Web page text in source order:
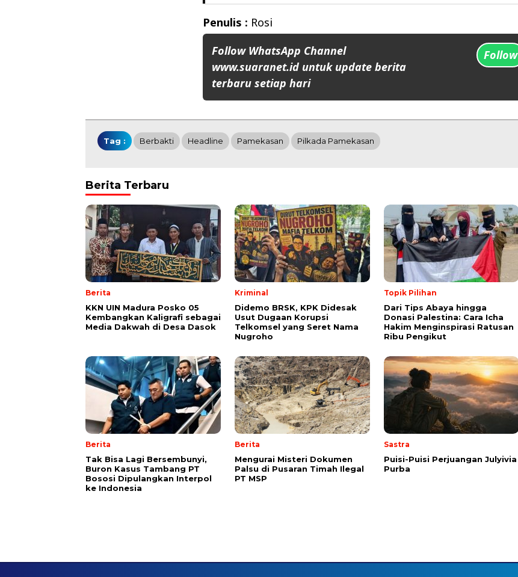
Penulis : Rosi
Follow WhatsApp Channel
www.suaranet.id untuk update berita
terbaru setiap hari
Follow
Tag : Berbakti Headline Pamekasan Pilkada Pamekasan
Berita Terbaru
Berita
KKN UIN Madura Posko 05
Kembangkan Kaligrafi sebagai
Media Dakwah di Desa Dasok
Kriminal
Didemo BRSK, KPK Didesak
Usut Dugaan Korupsi
Telkomsel yang Seret Nama
Nugroho
Topik Pilihan
Dari Tips Abaya hingga
Donasi Palestina: Cara Icha
Hakim Menginspirasi Ratusan
Ribu Pengikut
Berita
Tak Bisa Lagi Bersembunyi,
Buron Kasus Tambang PT
Bososi Dipulangkan Interpol
ke Indonesia
Berita
Mengurai Misteri Dokumen
Palsu di Pusaran Timah Ilegal
PT MSP
Sastra
Puisi-Puisi Perjuangan Julyivia
Purba